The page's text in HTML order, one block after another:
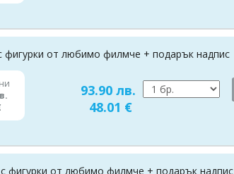
фигурки от любимо филмче + подарък надпис
93.90 лв.
48.01 €
фигурки от любимо филмче + подарък надпис